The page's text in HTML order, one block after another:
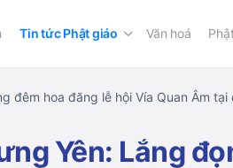
Tin tức Phật giáo Văn hoá
đêm hoa đăng lễ hội Vía Quan Âm tại
Yên: Lắng